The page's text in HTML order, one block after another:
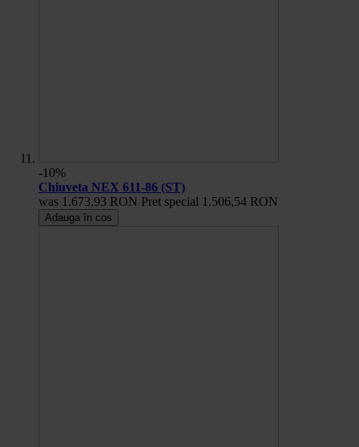
-10%
Chiuveta NEX 611-86 (ST)
was 1.673,93 RON Pret special 1.506,54 RON
Adauga în cos